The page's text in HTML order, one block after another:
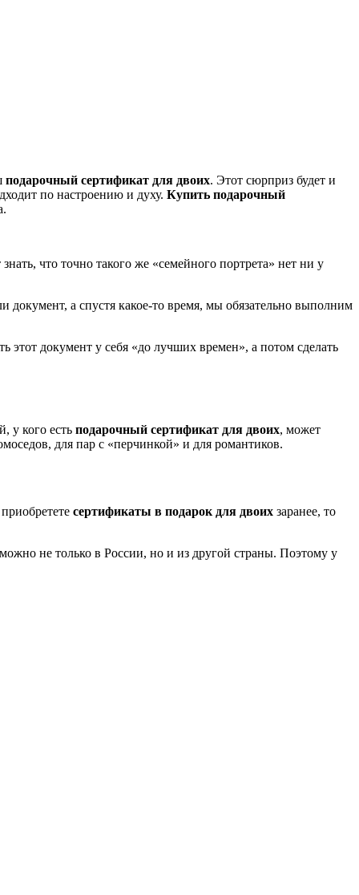
подарочный сертификат для двоих. Этот сюрприз будет и
по настроению и духу. Купить подарочный
что точно такого же «семейного портрета» нет ни у
документ, а спустя какое-то время, мы обязательно выполним
документ у себя «до лучших времен», а потом сделать
у кого есть подарочный сертификат для двоих, может
для пар с «перчинкой» и для романтиков.
сертификаты в подарок для двоих заранее, то
можно не только в России, но и из другой страны. Поэтому у